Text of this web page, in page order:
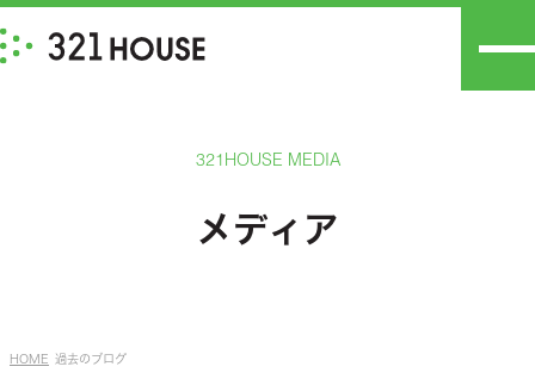
321HOUSE MEDIA
メディア
HOME 過去のブログ